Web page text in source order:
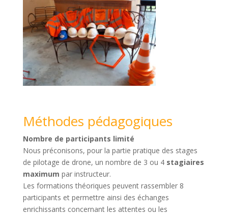
Méthodes pédagogiques
Nombre de participants limité
Nous préconisons, pour la partie pratique des stages
de pilotage de drone, un nombre de 3 ou 4stagiaires
maximum par instructeur.
Les formations théoriques peuvent rassembler 8
participants et permettre ainsi des échanges
enrichissants concernant les attentes ou les